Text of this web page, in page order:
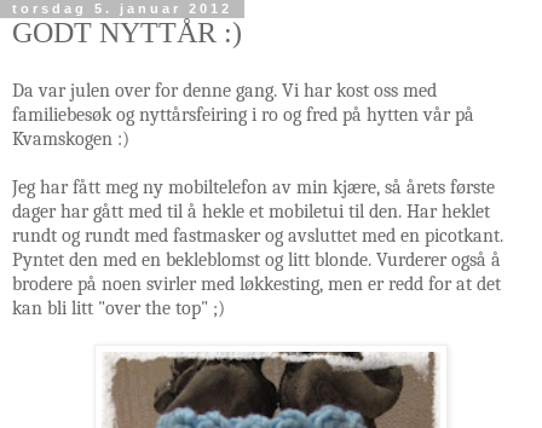
torsdag 5. januar 2012
GODT NYTTÅR :)
Da var julen over for denne gang. Vi har kost oss med
familiebesøk og nyttårsfeiring i ro og fred på hytten vår på
Kvamskogen :)
Jeg har fått meg ny mobiltelefon av min kjære, så årets første
dager har gått med til å hekle et mobiletui til den. Har heklet
rundt og rundt med fastmasker og avsluttet med en picotkant.
Pyntet den med en bekleblomst og litt blonde. Vurderer også å
brodere på noen svirler med løkkesting, men er redd for at det
kan bli litt "over the top" ;)